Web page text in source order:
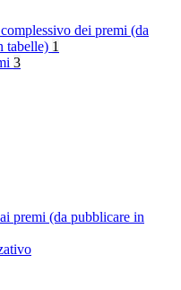
dei premi (da
tabelle) 1
3
premi (da pubblicare in